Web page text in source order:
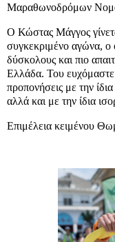
Μαραθωνοδρόμων
Ο Κώστας Μάγγος
συγκεκριμένο αγώνα, ο
δύσκολους και πιο
Ελλάδα. Του ευχόμαστε
προπονήσεις με την
αλλά και με την ίδια
Επιμέλεια κειμένου